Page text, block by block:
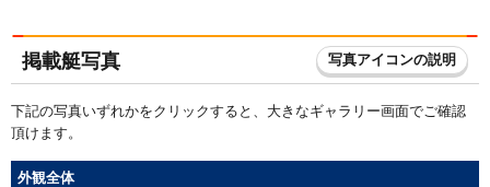
掲載艇写真 写真アイコンの説明
下記の写真いずれかをクリックすると、大きなギャラリー画面でご確認
頂けます。
外観全体